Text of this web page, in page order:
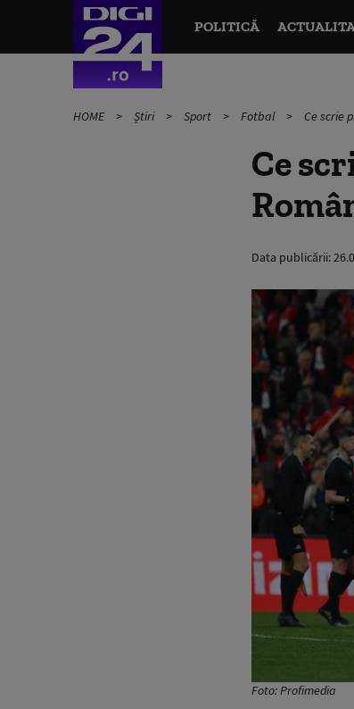
POLITICĂ
HOME Știri Sport Fotbal Ce scrie
Ce
Data publicării:
Foto: Profimedia